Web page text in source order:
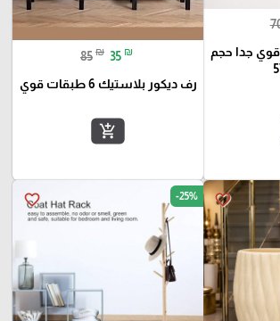
جدا حجم
85 ₪ 35 ₪
رف ديكور بلاستيك 6 طبقات قوي
add_shopping_cart
favorite_border
favorite_border -25%